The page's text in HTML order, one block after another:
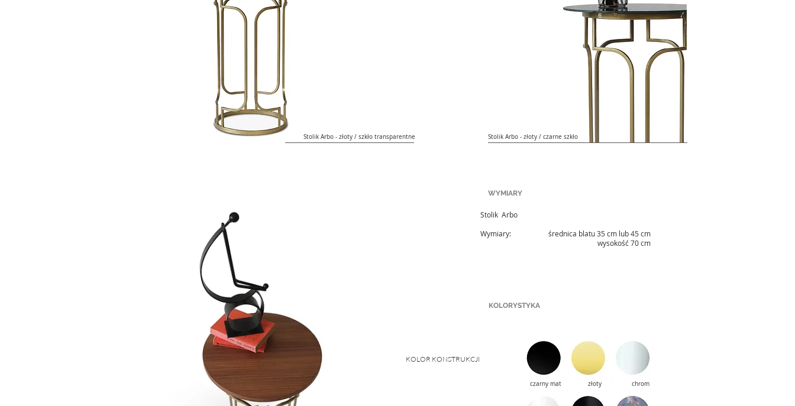
Stolik Arbo - złoty / czarne szkło
Stolik Arbo - złoty / szkło transparentne
WYMIARY
Stolik Arbo
Wymiary:
średnica blatu 35 cm lub 45 cm
wysokość 70 cm
KOLORYSTYKA
KOLOR KONSTRUKCJI
czarny mat złoty chrom